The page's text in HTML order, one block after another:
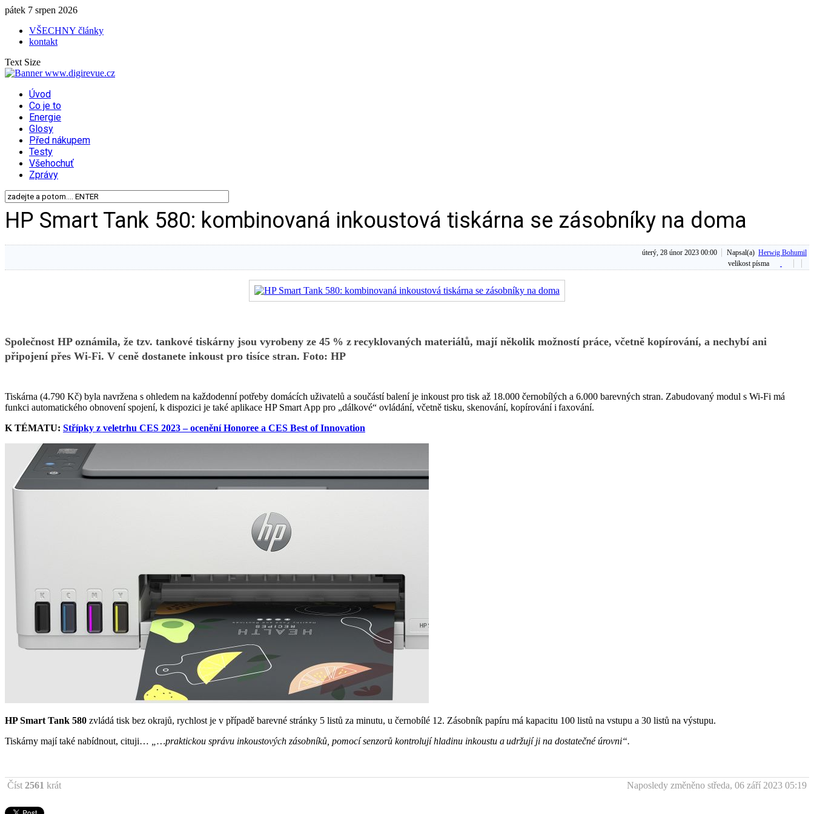
pátek 7 srpen 2026
VŠECHNY články
kontakt
Text Size
Úvod
Co je to
Energie
Glosy
Před nákupem
Testy
Všehochuť
Zprávy
HP Smart Tank 580: kombinovaná inkoustová tiskárna se zásobníky na doma
úterý, 28 únor 2023 00:00 Napsal(a) Herwig Bohumil
velikost písma
Společnost HP oznámila, že tzv. tankové tiskárny jsou vyrobeny ze 45 % z recyklovaných materiálů, mají několik možností práce, včetně kopírování, a nechybí ani
připojení přes Wi-Fi. V ceně dostanete inkoust pro tisíce stran. Foto: HP
Tiskárna (4.790 Kč) byla navržena s ohledem na každodenní potřeby domácích uživatelů a součástí balení je inkoust pro tisk až 18.000 černobílých a 6.000 barevných stran. Zabudovaný modul s Wi-Fi má
funkci automatického obnovení spojení, k dispozici je také aplikace HP Smart App pro „dálkové“ ovládání, včetně tisku, skenování, kopírování i faxování.
K TÉMATU: Střípky z veletrhu CES 2023 – ocenění Honoree a CES Best of Innovation
HP Smart Tank 580 zvládá tisk bez okrajů, rychlost je v případě barevné stránky 5 listů za minutu, u černobílé 12. Zásobník papíru má kapacitu 100 listů na vstupu a 30 listů na výstupu.
Tiskárny mají také nabídnout, cituji…
„…praktickou správu inkoustových zásobníků, pomocí senzorů kontrolují hladinu inkoustu a udržují ji na dostatečné úrovni“.
Číst 2561 krát Naposledy změněno středa, 06 září 2023 05:19